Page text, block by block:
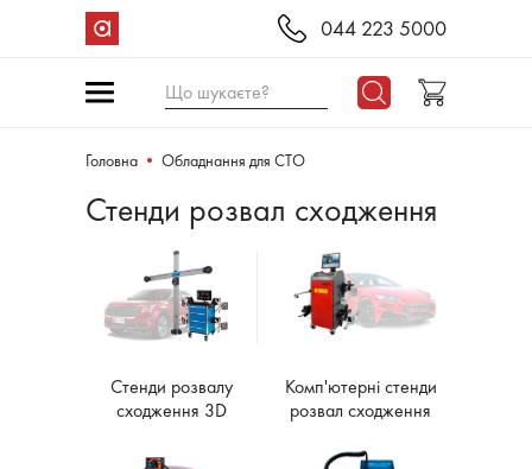
044 223 5000
Що шукаєте?
Головна Обладнання для СТО
Стенди розвал сходження
Стенди розвалу
сходження 3D
Комп'ютерні стенди
розвал сходження